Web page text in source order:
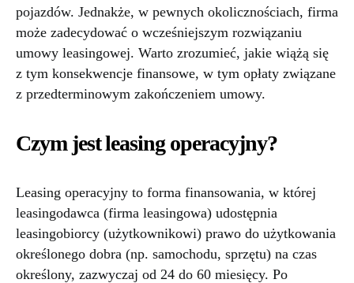
pojazdów. Jednakże, w pewnych okolicznościach, firma
może zadecydować o wcześniejszym rozwiązaniu
umowy leasingowej. Warto zrozumieć, jakie wiążą się
z tym konsekwencje finansowe, w tym opłaty związane
z przedterminowym zakończeniem umowy.
Czym jest leasing operacyjny?
Leasing operacyjny to forma finansowania, w której
leasingodawca (firma leasingowa) udostępnia
leasingobiorcy (użytkownikowi) prawo do użytkowania
określonego dobra (np. samochodu, sprzętu) na czas
określony, zazwyczaj od 24 do 60 miesięcy. Po